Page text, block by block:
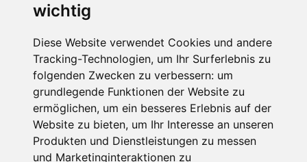
wichtig
Diese Website verwendet Cookies und andere
Tracking-Technologien, um Ihr Surferlebnis zu
folgenden Zwecken zu verbessern: um
grundlegende Funktionen der Website zu
ermöglichen, um ein besseres Erlebnis auf der
Website zu bieten, um Ihr Interesse an unseren
Produkten und Dienstleistungen zu messen
und Marketinginteraktionen zu
Impressum
Datenschutz
Nutzungsbedingungen
Kontakt
Partner
Portale
FAQ Newsletter